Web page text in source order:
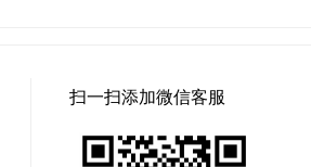
扫一扫添加微信客服